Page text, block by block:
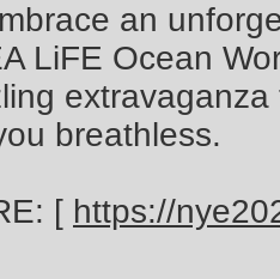
an
LiFE Ocean
breathless.
[ https://